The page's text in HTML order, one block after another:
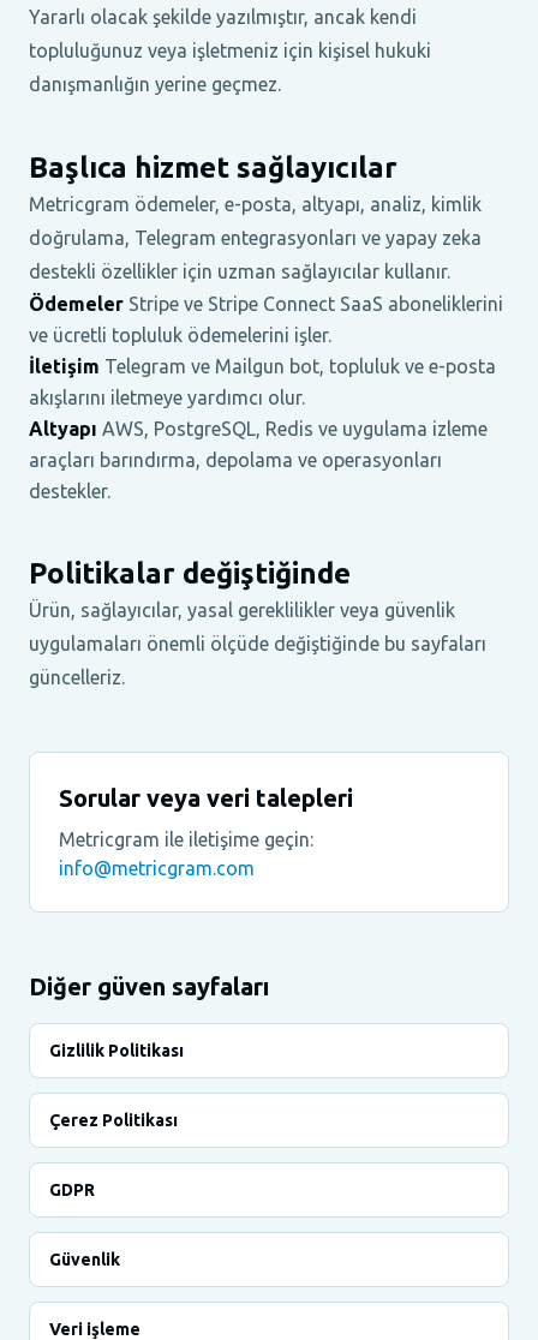
Yararlı olacak şekilde yazılmıştır, ancak kendi
topluluğunuz veya işletmeniz için kişisel hukuki
danışmanlığın yerine geçmez.
Başlıca hizmet sağlayıcılar
Metricgram ödemeler, e-posta, altyapı, analiz, kimlik
doğrulama, Telegram entegrasyonları ve yapay zeka
destekli özellikler için uzman sağlayıcılar kullanır.
Ödemeler Stripe ve Stripe Connect SaaS aboneliklerini
ve ücretli topluluk ödemelerini işler.
İletişim Telegram ve Mailgun bot, topluluk ve e-posta
akışlarını iletmeye yardımcı olur.
Altyapı AWS, PostgreSQL, Redis ve uygulama izleme
araçları barındırma, depolama ve operasyonları
destekler.
Politikalar değiştiğinde
Ürün, sağlayıcılar, yasal gereklilikler veya güvenlik
uygulamaları önemli ölçüde değiştiğinde bu sayfaları
güncelleriz.
Sorular veya veri talepleri
Metricgram ile iletişime geçin:
info@metricgram.com
Diğer güven sayfaları
Gizlilik Politikası
Çerez Politikası
GDPR
Güvenlik
Veri işleme